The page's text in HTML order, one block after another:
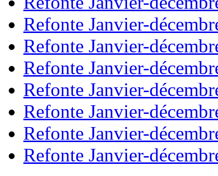
Refonte Janvier-
Refonte Janvier-
Refonte Janvier-
Refonte Janvier-
Refonte Janvier-
Refonte Janvier-
Refonte Janvier-